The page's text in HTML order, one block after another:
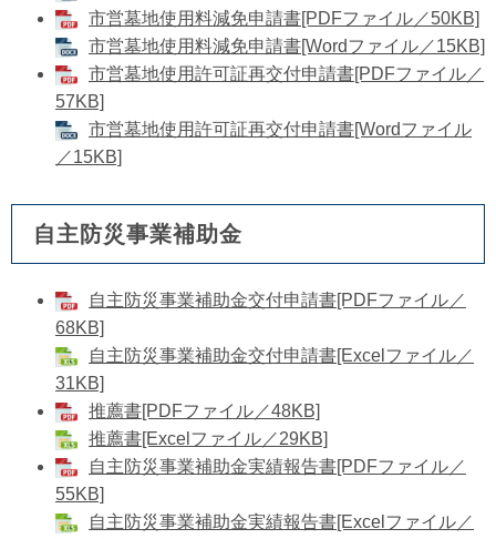
市営墓地使用料減免申請書[PDFファイル／50KB]
市営墓地使用料減免申請書[Wordファイル／15KB]
市営墓地使用許可証再交付申請書[PDFファイル／
57KB]
市営墓地使用許可証再交付申請書[Wordファイル
／15KB]
自主防災事業補助金
自主防災事業補助金交付申請書[PDFファイル／
68KB]
​自主防災事業補助金交付申請書[Excelファイル／
31KB]
推薦書[PDFファイル／48KB]
​推薦書[Excelファイル／29KB]
自主防災事業補助金実績報告書[PDFファイル／
55KB]
自主防災事業補助金実績報告書[Excelファイル／